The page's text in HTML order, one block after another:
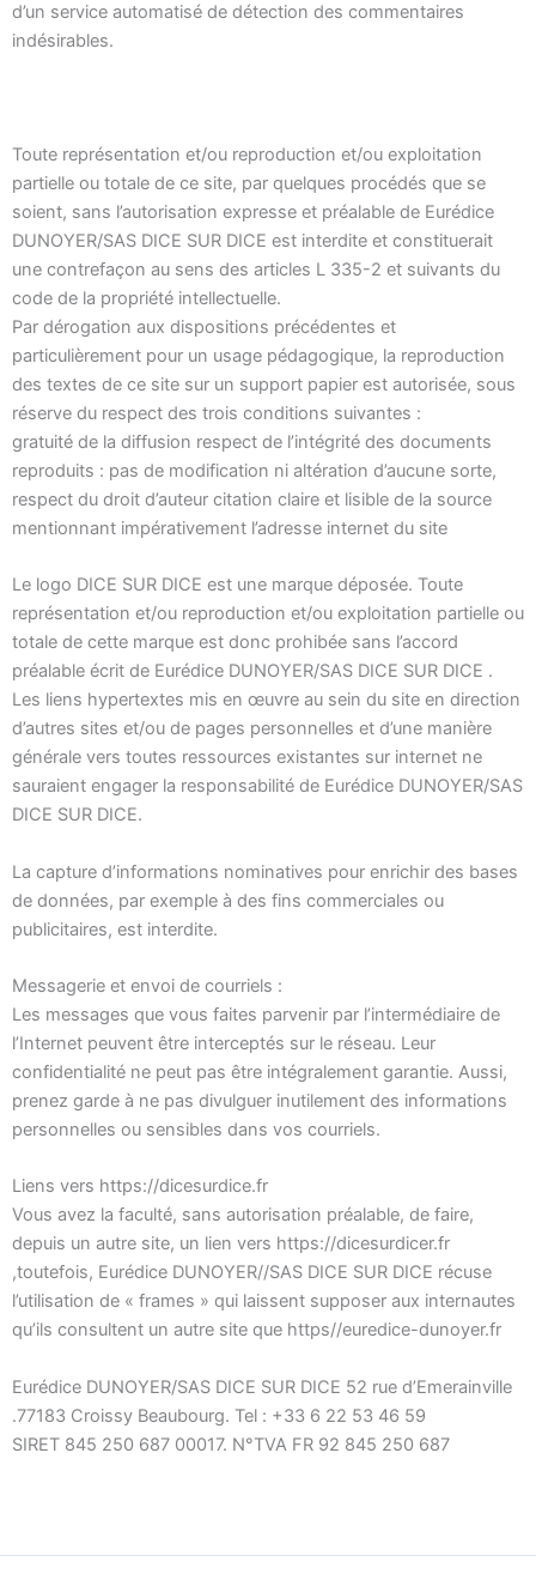
d’un service automatisé de détection des commentaires
indésirables.
Toute représentation et/ou reproduction et/ou exploitation
partielle ou totale de ce site, par quelques procédés que se
soient, sans l’autorisation expresse et préalable de Eurédice
DUNOYER/SAS DICE SUR DICE est interdite et constituerait
une contrefaçon au sens des articles L 335-2 et suivants du
code de la propriété intellectuelle.
Par dérogation aux dispositions précédentes et
particulièrement pour un usage pédagogique, la reproduction
des textes de ce site sur un support papier est autorisée, sous
réserve du respect des trois conditions suivantes :
gratuité de la diffusion respect de l’intégrité des documents
reproduits : pas de modification ni altération d’aucune sorte,
respect du droit d’auteur citation claire et lisible de la source
mentionnant impérativement l’adresse internet du site
Le logo DICE SUR DICE est une marque déposée. Toute
représentation et/ou reproduction et/ou exploitation partielle ou
totale de cette marque est donc prohibée sans l’accord
préalable écrit de Eurédice DUNOYER/SAS DICE SUR DICE .
Les liens hypertextes mis en œuvre au sein du site en direction
d’autres sites et/ou de pages personnelles et d’une manière
générale vers toutes ressources existantes sur internet ne
sauraient engager la responsabilité de Eurédice DUNOYER/SAS
DICE SUR DICE.
La capture d’informations nominatives pour enrichir des bases
de données, par exemple à des fins commerciales ou
publicitaires, est interdite.
Messagerie et envoi de courriels :
Les messages que vous faites parvenir par l’intermédiaire de
l’Internet peuvent être interceptés sur le réseau. Leur
confidentialité ne peut pas être intégralement garantie. Aussi,
prenez garde à ne pas divulguer inutilement des informations
personnelles ou sensibles dans vos courriels.
Liens vers https://dicesurdice.fr
Vous avez la faculté, sans autorisation préalable, de faire,
depuis un autre site, un lien vers https://dicesurdicer.fr
,toutefois, Eurédice DUNOYER//SAS DICE SUR DICE récuse
l’utilisation de « frames » qui laissent supposer aux internautes
qu’ils consultent un autre site que https//euredice-dunoyer.fr
Eurédice DUNOYER/SAS DICE SUR DICE 52 rue d’Emerainville
.77183 Croissy Beaubourg. Tel : +33 6 22 53 46 59
SIRET 845 250 687 00017. N°TVA FR 92 845 250 687